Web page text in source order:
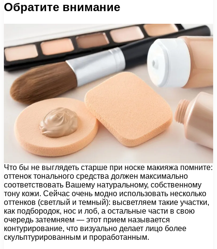
Обратите внимание
Что бы не выглядеть старше при носке макияжа помните:
оттенок тонального средства должен максимально
соответствовать Вашему натуральному, собственному
тону кожи. Сейчас очень модно использовать несколько
оттенков (светлый и темный): высветляем такие участки,
как подбородок, нос и лоб, а остальные части в свою
очередь затемняем — этот прием называется
контурирование, что визуально делает лицо более
скульптурированным и проработанным.